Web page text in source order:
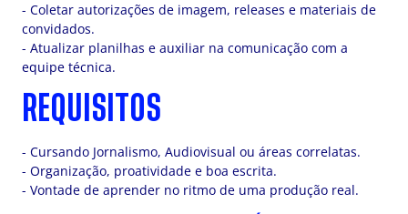
- Coletar autorizações de imagem, releases e materiais de
convidados.
- Atualizar planilhas e auxiliar na comunicação com a
equipe técnica.
REQUISITOS
- Cursando Jornalismo, Audiovisual ou áreas correlatas.
- Organização, proatividade e boa escrita.
- Vontade de aprender no ritmo de uma produção real.